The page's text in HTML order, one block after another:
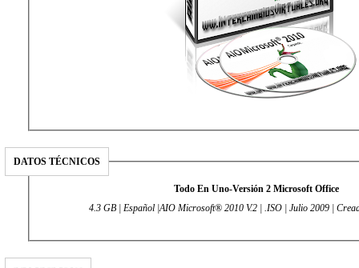
DATOS TÉCNICOS
Todo En Uno-Versión 2 Microsoft Office
4.3 GB | Español |AIO Microsoft® 2010 V.2 | .ISO | Julio 2009 |